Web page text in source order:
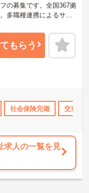
産休･育休･介護休暇取得実績
の募集です。全国367拠
多職種連携によるサポ
を提供しているため、
ルとしてスキルアップ
ムへの貢献を評価する
を支える仕組みで、負
められます】
もらう
社会保険完備 交通費
求人の一覧を見